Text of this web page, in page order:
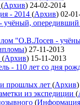
(Архив) 24-02-2014
- 2014 (Архив) 02-
учёный, опередивший
"О.В.Лосев -
) 27-11-2013
(Архив) 15-11-2013
- 110 лет со дня
прошлых лет (Архив)
из экспедиции (
(Информация